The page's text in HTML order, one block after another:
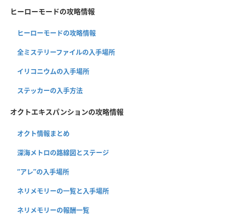
ヒーローモードの攻略情報
ヒーローモードの攻略情報
全ミステリーファイルの入手場所
イリコニウムの入手場所
ステッカーの入手方法
オクトエキスパンションの攻略情報
オクト情報まとめ
深海メトロの路線図とステージ
“アレ”の入手場所
ネリメモリーの一覧と入手場所
ネリメモリーの報酬一覧